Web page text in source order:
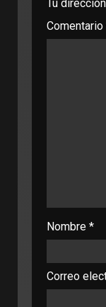
Tu
Comentario
Nombre *
Correo